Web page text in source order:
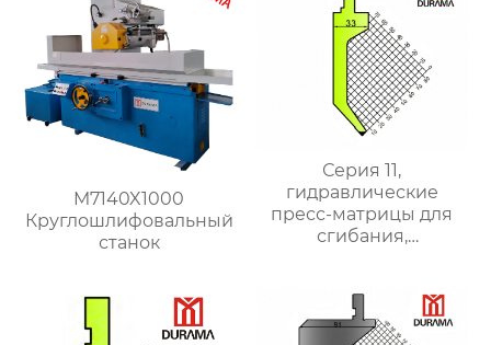
M7140X1000
Круглошлифовальный
станок
Серия 11,
гидравлические
пресс-матрицы для
сгибания,
листового металла